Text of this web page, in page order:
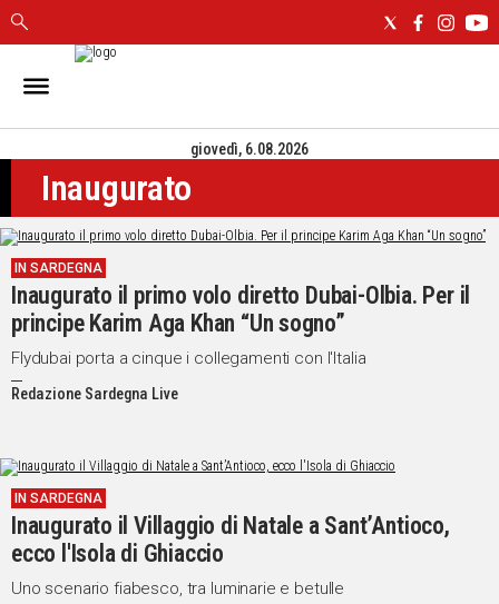
IN
CAGLIARI
SASSARI
NUORO
ORISTANO
SULCIS
GALLURA
OGLIASTRA
MEDIO
CAMPIDANO
NOTIZIE
POLITICA
IN
ITALIA
giovedì, 6.08.2026
Inaugurato
IN SARDEGNA
Inaugurato il primo volo diretto Dubai-Olbia. Per il
principe Karim Aga Khan “Un sogno”
Flydubai porta a cinque i collegamenti con l'Italia
Redazione Sardegna Live
IN SARDEGNA
Inaugurato il Villaggio di Natale a Sant’Antioco,
ecco l'Isola di Ghiaccio
Uno scenario fiabesco, tra luminarie e betulle